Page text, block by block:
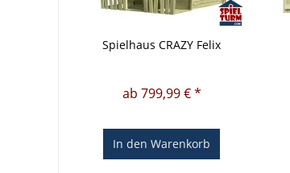
Spielhaus CRAZY Felix
ab 799,99 € *
In den Warenkorb